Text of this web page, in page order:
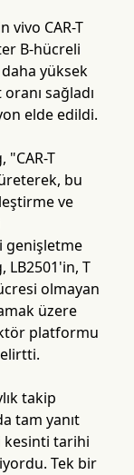
vivo CAR-T
B-hücreli
yüksek
sağladı
elde edildi.
"CAR-T
bu
ve
genişletme
T
olmayan
üzere
platformu
takip
tam yanıt
kesinti tarihi
Tek bir